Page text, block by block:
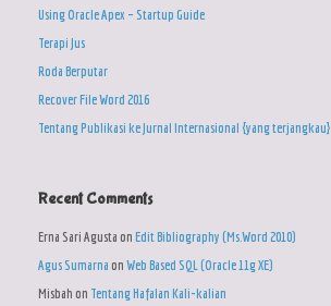
Using Oracle Apex – Startup Guide
Terapi Jus
Roda Berputar
Recover File Word 2016
Tentang Publikasi ke Jurnal Internasional {yang terjangkau}
Recent Comments
Erna Sari Agusta on Edit Bibliography (Ms.Word 2010)
Agus Sumarna on Web Based SQL (Oracle 11g XE)
Misbah on Tentang Hafalan Kali-kalian